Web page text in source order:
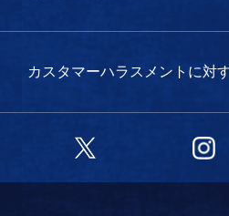
カスタマーハラスメントに対
Twitter Instagram